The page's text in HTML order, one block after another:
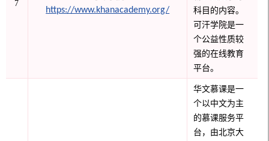
7
https://www.khanacademy.org/
科目的内容。
可汗学院是一
个公益性质较
强的在线教育
平台。
华文慕课是一
个以中文为主
的慕课服务平
台，由北京大